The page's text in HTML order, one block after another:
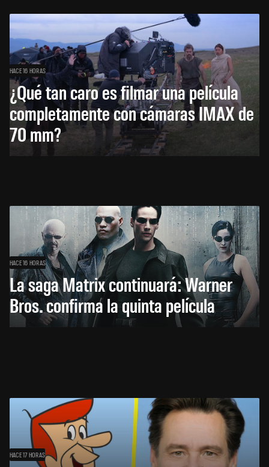
HACE 16 HORAS
¿Qué tan caro es filmar una película
completamente con cámaras IMAX de
70 mm?
HACE 16 HORAS
La saga Matrix continuará: Warner
Bros. confirma la quinta película
HACE 17 HORAS